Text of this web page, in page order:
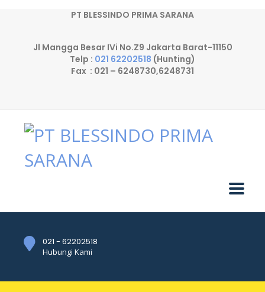
PT BLESSINDO PRIMA SARANA
Jl Mangga Besar IVi No.Z9 Jakarta Barat-11150
Telp : 021 62202518 (Hunting)
Fax : 021 – 6248730,6248731
021 - 62202518
Hubungi Kami